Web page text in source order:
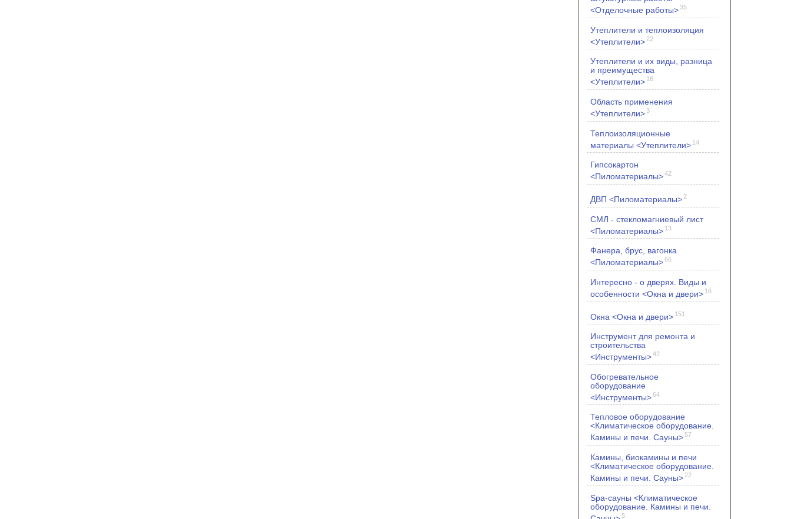
<Отделочные работы>35
Утеплители и теплоизоляция
<Утеплители> 22
Утеплители и их виды, разница
и преимущества
<Утеплители> 16
Область применения
<Утеплители>3
Теплоизоляционные
материалы <Утеплители> 14
Гипсокартон
<Пиломатериалы>42
ДВП <Пиломатериалы> 2
СМЛ - стекломагниевый лист
<Пиломатериалы> 13
Фанера, брус, вагонка
<Пиломатериалы>66
Интересно - о дверях. Виды и
особенности <Окна и двери> 16
Окна <Окна и двери> 151
Инструмент для ремонта и
строительства
<Инструменты>42
Обогревательное
оборудование
<Инструменты>64
Тепловое оборудование
<Климатическое оборудование.
Камины и печи. Сауны>57
Камины, биокамины и печи
<Климатическое оборудование.
Камины и печи. Сауны> 22
Spa-сауны <Климатическое
оборудование. Камины и печи.
5